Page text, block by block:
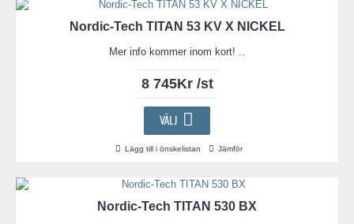
Nordic-Tech TITAN 53 KV X NICKEL
Mer info kommer inom kort! ..
8 745Kr /st
VÄLJ
Lägg till i önskelistan Jämför
Nordic-Tech TITAN 530 BX